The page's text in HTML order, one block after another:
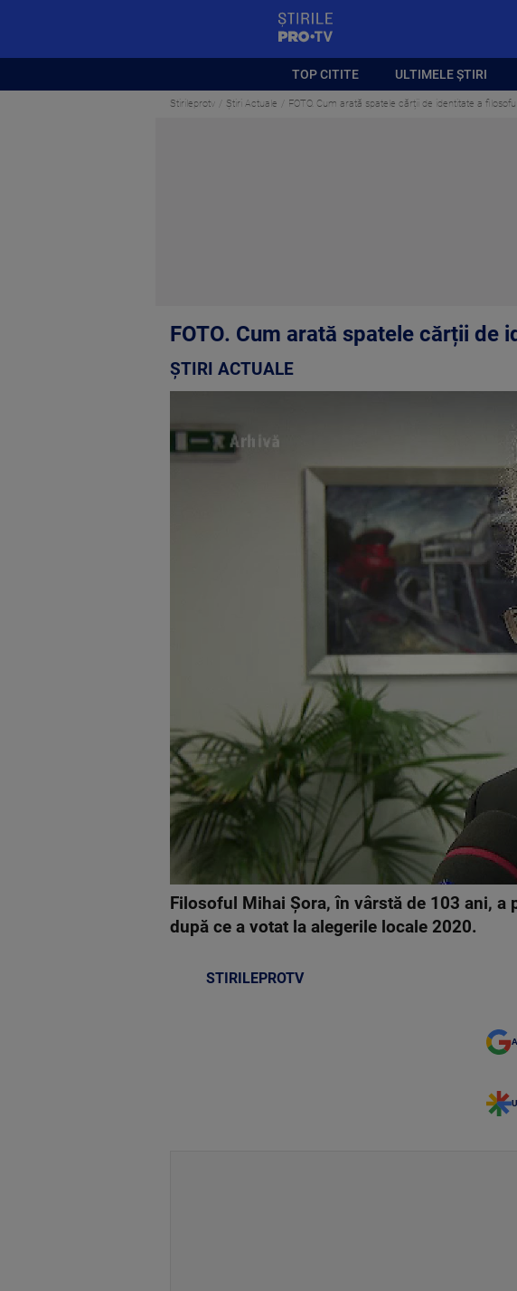
TOP CITITE ULTIMELE ȘTIRI
Stirileprotv Știri Actuale FOTO. Cum arată spatele cărții de identitate a
FOTO. Cum arată spatele cărții
ȘTIRI ACTUALE
Filosoful Mihai Șora, în vârstă de 103 ani,
după ce a votat la alegerile locale 2020.
STIRILEPROTV